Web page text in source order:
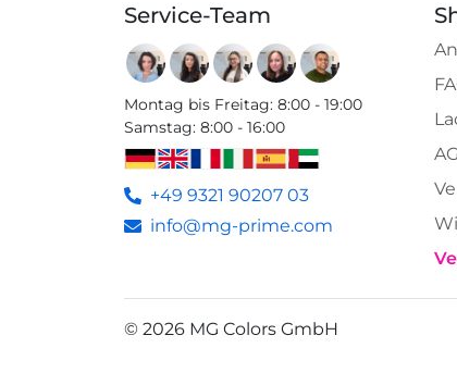
Service-Team
Montag bis Freitag: 8:00 - 19:00
Samstag: 8:00 - 16:00
+49 9321 90207 03
info@mg-prime.com
© 2026 MG Colors GmbH